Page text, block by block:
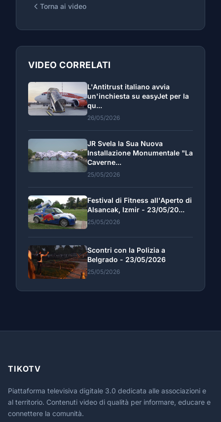
Torna ai video
VIDEO CORRELATI
L'Antitrust italiano avvia
un'inchiesta su easyJet per la
qu...
26/05/2026
JR Svela la Sua Nuova
Installazione Monumentale "La
Caverne...
25/05/2026
Festival di Fitness all'Aperto di
Alsancak, Izmir - 23/05/20...
25/05/2026
Scontri con la Polizia a
Belgrado - 23/05/2026
25/05/2026
TIKOTV
Piattaforma televisiva digitale 3.0 dedicata alle associazioni e
al territorio. Contenuti video di qualità per informare, educare e
connettere la comunità.